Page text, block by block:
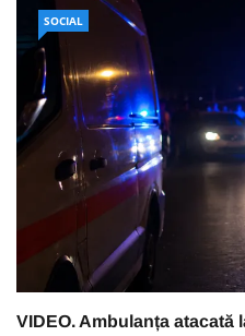
SOCIAL
VIDEO. Ambulanța atacată